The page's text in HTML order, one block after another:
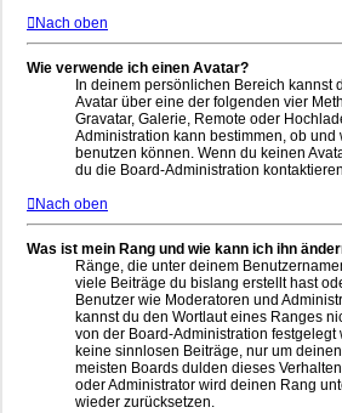
Nach oben
Wie verwende ich einen Avatar?
In deinem persönlichen Bereich kannst
Avatar über eine der folgenden vier
Gravatar, Galerie, Remote oder
Administration kann bestimmen, ob und
benutzen können. Wenn du keinen
du die Board-Administration
Nach oben
Was ist mein Rang und wie kann ich ihn
Ränge, die unter deinem
viele Beiträge du bislang erstellt hast
Benutzer wie Moderatoren und
kannst du den Wortlaut eines Ranges
von der Board-Administration festgelegt
keine sinnlosen Beiträge, nur um
meisten Boards dulden dieses
oder Administrator wird deinen Rang
wieder zurücksetzen.